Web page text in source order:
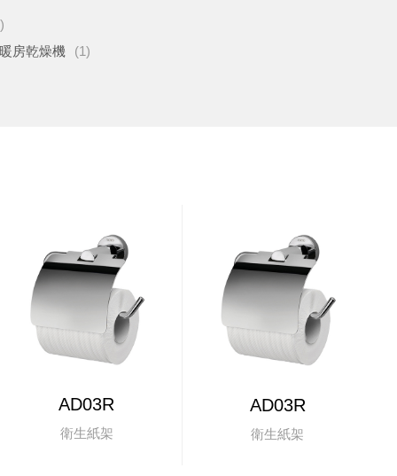
房乾燥機
(1)
AD03R
衛生紙架
AD03R
衛生紙架